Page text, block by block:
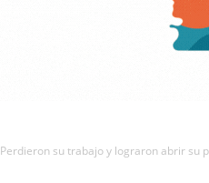
Perdieron su trabajo y lograron abrir su